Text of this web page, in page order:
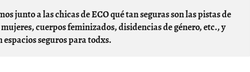
cuerpos feminizados, disidencias de género, etc., y
espacios seguros para todxs.